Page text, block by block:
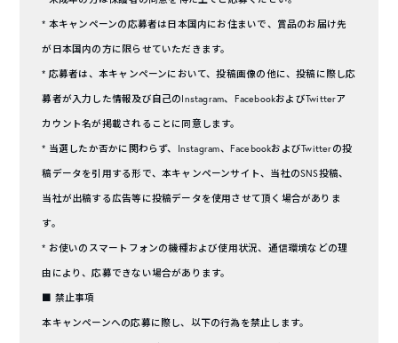
* 本キャンペーンの応募者は日本国内にお住まいで、賞品のお届け先
が日本国内の方に限らせていただきます。
* 応募者は、本キャンペーンにおいて、投稿画像の他に、投稿に際し応
募者が入力した情報及び自己のInstagram、FacebookおよびTwitterア
カウント名が掲載されることに同意します。
* 当選したか否かに関わらず、Instagram、FacebookおよびTwitterの投
稿データを引用する形で、本キャンペーンサイト、当社のSNS投稿、
当社が出稿する広告等に投稿データを使用させて頂く場合がありま
す。
* お使いのスマートフォンの機種および使用状況、通信環境などの理
由により、応募できない場合があります。
■ 禁止事項
本キャンペーンへの応募に際し、以下の行為を禁止します。